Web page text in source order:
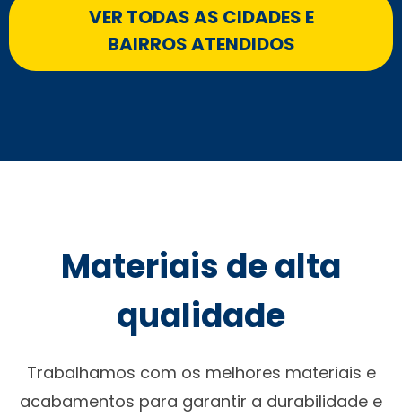
VER TODAS AS CIDADES E
BAIRROS ATENDIDOS
Materiais de alta
qualidade
Trabalhamos com os melhores materiais e
acabamentos para garantir a durabilidade e